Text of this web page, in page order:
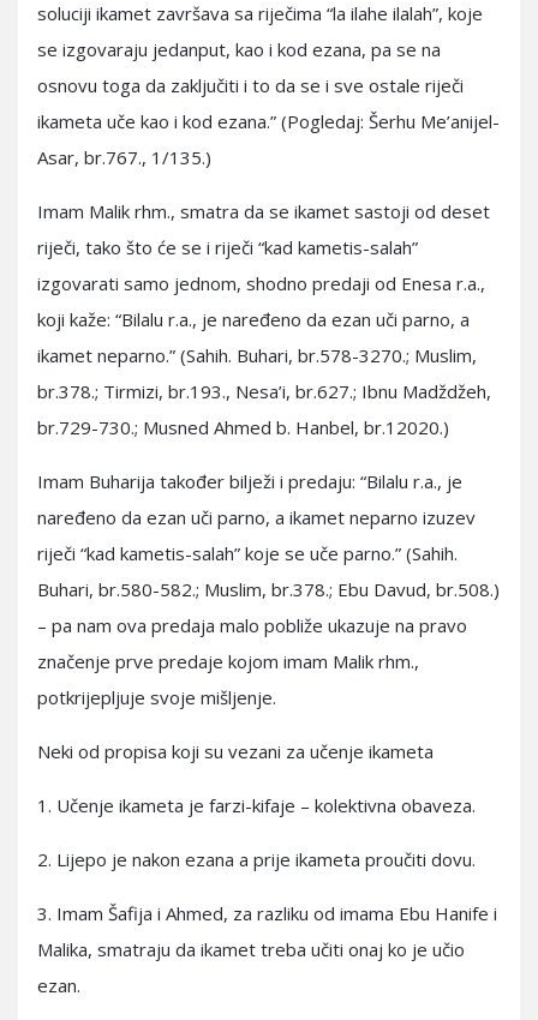
soluciji ikamet završava sa riječima “la ilahe ilalah”, koje
se izgovaraju jedanput, kao i kod ezana, pa se na
osnovu toga da zaključiti i to da se i sve ostale riječi
ikameta uče kao i kod ezana.” (Pogledaj: Šerhu Me’anijel-
Asar, br.767., 1/135.)
Imam Malik rhm., smatra da se ikamet sastoji od deset
riječi, tako što će se i riječi “kad kametis-salah”
izgovarati samo jednom, shodno predaji od Enesa r.a.,
koji kaže: “Bilalu r.a., je naređeno da ezan uči parno, a
ikamet neparno.” (Sahih. Buhari, br.578-3270.; Muslim,
br.378.; Tirmizi, br.193., Nesa’i, br.627.; Ibnu Madždžeh,
br.729-730.; Musned Ahmed b. Hanbel, br.12020.)
Imam Buharija također bilježi i predaju: “Bilalu r.a., je
naređeno da ezan uči parno, a ikamet neparno izuzev
riječi “kad kametis-salah” koje se uče parno.” (Sahih.
Buhari, br.580-582.; Muslim, br.378.; Ebu Davud, br.508.)
– pa nam ova predaja malo pobliže ukazuje na pravo
značenje prve predaje kojom imam Malik rhm.,
potkrijepljuje svoje mišljenje.
Neki od propisa koji su vezani za učenje ikameta
1. Učenje ikameta je farzi-kifaje – kolektivna obaveza.
2. Lijepo je nakon ezana a prije ikameta proučiti dovu.
3. Imam Šafija i Ahmed, za razliku od imama Ebu Hanife i
Malika, smatraju da ikamet treba učiti onaj ko je učio
ezan.